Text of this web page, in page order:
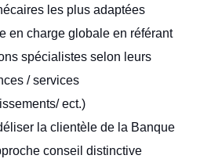
les plus adaptées
en charge globale en référant
spécialistes selon leurs
/ services
ect.)
la clientèle de la Banque
conseil distinctive